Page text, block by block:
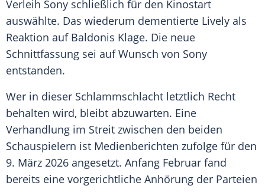
Verleih Sony schließlich für den Kinostart
auswählte. Das wiederum dementierte Lively als
Reaktion auf Baldonis Klage. Die neue
Schnittfassung sei auf Wunsch von Sony
entstanden.
Wer in dieser Schlammschlacht letztlich Recht
behalten wird, bleibt abzuwarten. Eine
Verhandlung im Streit zwischen den beiden
Schauspielern ist Medienberichten zufolge für den
9. März 2026 angesetzt. Anfang Februar fand
bereits eine vorgerichtliche Anhörung der Parteien